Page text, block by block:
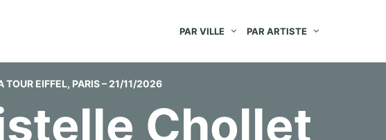
PAR VILLE PAR ARTISTE
TOUR EIFFEL, PARIS – 21/11/2026
Chollet